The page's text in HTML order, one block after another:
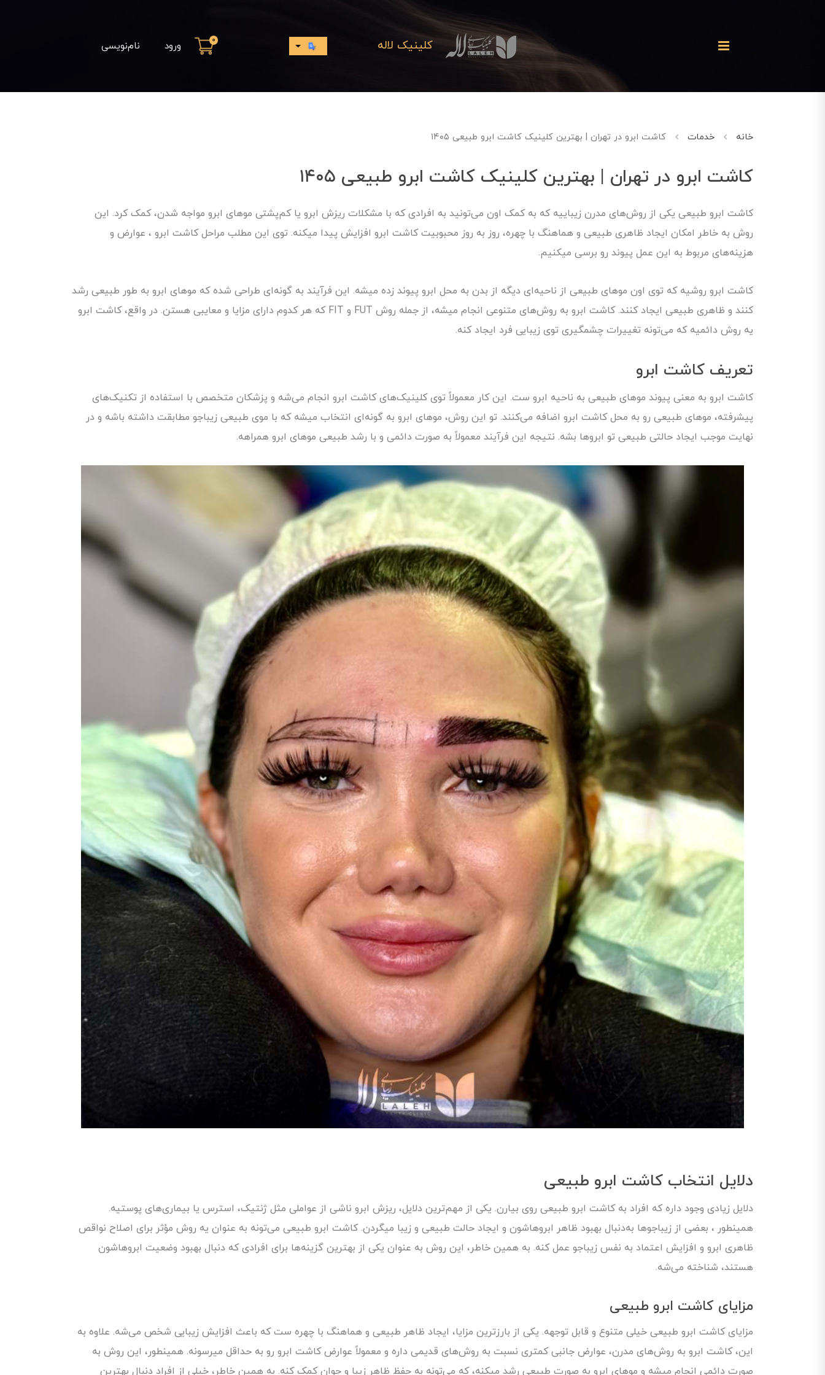
کلینیک لاله 0 ورود نام‌نویسی
خانه خدمات کاشت ابرو در تهران | بهترین کلینیک کاشت ابرو طبیعی ۱۴۰۵
کاشت ابرو در تهران | بهترین کلینیک کاشت ابرو طبیعی ۱۴۰۵
کاشت ابرو طبیعی یکی از روش‌های مدرن زیباییه که به کمک اون می‌تونید به افرادی که با مشکلات ریزش ابرو یا کم‌پشتی موهای ابرو مواجه شدن، کمک کرد. این
روش به خاطر امکان ایجاد ظاهری طبیعی و هماهنگ با چهره، روز به روز محبوبیت کاشت ابرو افزایش پیدا میکنه. توی این مطلب مراحل کاشت ابرو ، عوارض و
هزینه‌های مربوط به این عمل پیوند رو برسی میکنیم.
کاشت ابرو روشیه که توی اون موهای طبیعی از ناحیه‌ای دیگه از بدن به محل ابرو پیوند زده میشه. این فرآیند به گونه‌ای طراحی شده که موهای ابرو به طور طبیعی رشد
کنند و ظاهری طبیعی ایجاد کنند. کاشت ابرو به روش‌های متنوعی انجام میشه، از جمله روش FUT و FIT که هر کدوم دارای مزایا و معایبی هستن. در واقع، کاشت ابرو
یه روش دائمیه که می‌تونه تغییرات چشمگیری توی زیبایی فرد ایجاد کنه.
تعریف کاشت ابرو
کاشت ابرو به معنی پیوند موهای طبیعی به ناحیه ابرو ست. این کار معمولاً توی کلینیک‌های کاشت ابرو انجام می‌شه و پزشکان متخصص با استفاده از تکنیک‌های
پیشرفته، موهای طبیعی رو به محل کاشت ابرو اضافه می‌کنند. تو این روش، موهای ابرو به گونه‌ای انتخاب میشه که با موی طبیعی زیباجو مطابقت داشته باشه و در
نهایت موجب ایجاد حالتی طبیعی تو ابروها بشه. نتیجه این فرآیند معمولاً به صورت دائمی و با رشد طبیعی موهای ابرو همراهه.
دلایل انتخاب کاشت ابرو طبیعی
دلایل زیادی وجود داره که افراد به کاشت ابرو طبیعی روی بیارن. یکی از مهم‌ترین دلایل، ریزش ابرو ناشی از عواملی مثل ژنتیک، استرس یا بیماری‌های پوستیه.
همینطور ، بعضی از زیباجوها به‌دنبال بهبود ظاهر ابروهاشون و ایجاد حالت طبیعی و زیبا میگردن. کاشت ابرو طبیعی می‌تونه به عنوان یه روش مؤثر برای اصلاح نواقص
ظاهری ابرو و افزایش اعتماد به نفس زیباجو عمل کنه. به همین خاطر، این روش به عنوان یکی از بهترین گزینه‌ها برای افرادی که دنبال بهبود وضعیت ابروهاشون
هستند، شناخته می‌شه.
مزایای کاشت ابرو طبیعی
مزایای کاشت ابرو طبیعی خیلی متنوع و قابل توجهه. یکی از بارزترین مزایا، ایجاد ظاهر طبیعی و هماهنگ با چهره ست که باعث افزایش زیبایی شخص می‌شه. علاوه به
این، کاشت ابرو به روش‌های مدرن، عوارض جانبی کمتری نسبت به روش‌های قدیمی داره و معمولاً عوارض کاشت ابرو رو به حداقل میرسونه. همینطور، این روش به
صورت دائمی انجام میشه و موهای ابرو به صورت طبیعی رشد میکنه، که می‌تونه به حفظ ظاهر زیبا و جوان کمک کنه. به همین خاطر، خیلی از افراد دنبال بهترین